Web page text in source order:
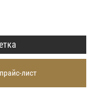
лист